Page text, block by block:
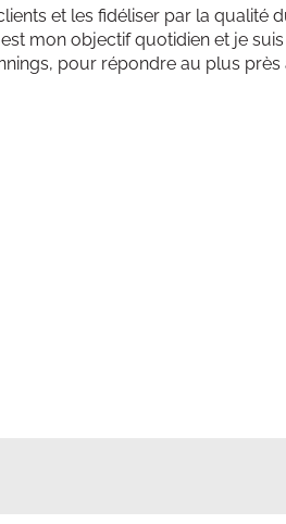
et les fidéliser par la qualité
mon objectif quotidien et je
pour répondre au plus près